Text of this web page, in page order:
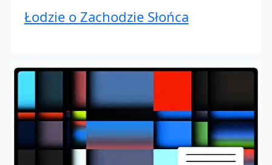
Łodzie o Zachodzie Słońca